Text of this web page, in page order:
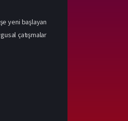
yeni başlayan
çatışmalar